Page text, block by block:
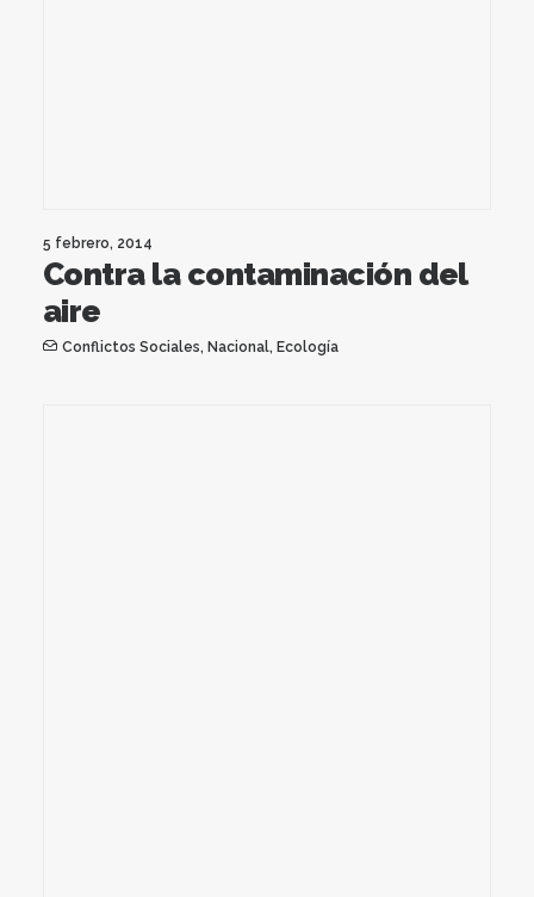
5 febrero, 2014
Contra la contaminación del
aire
Conflictos Sociales, Nacional, Ecología